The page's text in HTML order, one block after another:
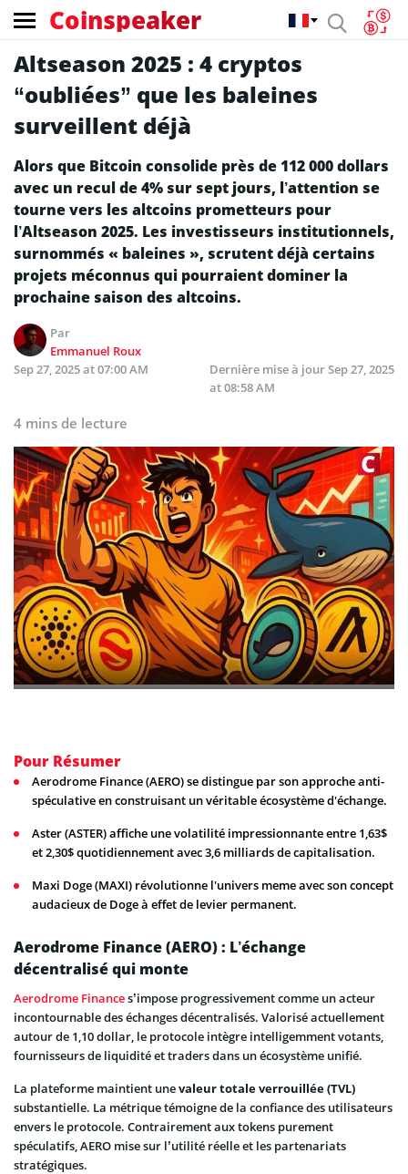
Coinspeaker
Altseason 2025 : 4 cryptos
“oubliées” que les baleines
surveillent déjà
Alors que Bitcoin consolide près de 112 000 dollars
avec un recul de 4% sur sept jours, l’attention se
tourne vers les altcoins prometteurs pour
l’Altseason 2025. Les investisseurs institutionnels,
surnommés « baleines », scrutent déjà certains
projets méconnus qui pourraient dominer la
prochaine saison des altcoins.
Par
Emmanuel Roux
Sep 27, 2025 at 07:00 AM
Dernière mise à jourSep 27, 2025
at 08:58 AM
4 mins de lecture
Pour Résumer
Aerodrome Finance (AERO) se distingue par son approche anti-
spéculative en construisant un véritable écosystème d'échange.
Aster (ASTER) affiche une volatilité impressionnante entre 1,63$
et 2,30$ quotidiennement avec 3,6 milliards de capitalisation.
Maxi Doge (MAXI) révolutionne l'univers meme avec son concept
audacieux de Doge à effet de levier permanent.
Aerodrome Finance (AERO) : L’échange
décentralisé qui monte
Aerodrome Finances’impose progressivement comme un acteur
incontournable des échanges décentralisés. Valorisé actuellement
autour de 1,10 dollar, le protocole intègre intelligemment votants,
fournisseurs de liquidité et traders dans un écosystème unifié.
La plateforme maintient unevaleur totale verrouillée (TVL)
substantielle. La métrique témoigne de la confiance des utilisateurs
envers le protocole. Contrairement aux tokens purement
spéculatifs, AERO mise sur l’utilité réelle et les partenariats
stratégiques.